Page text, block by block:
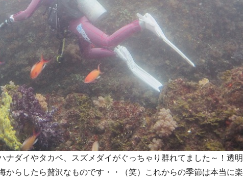
ナダイやタカベ、スズメダイがぐっちゃり群れてました～！透明
からしたら贅沢なものです・・（笑）これからの季節は本当に楽